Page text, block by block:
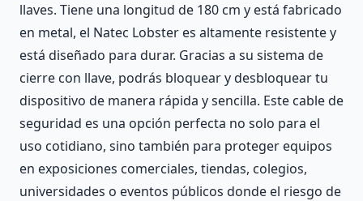
llaves. Tiene una longitud de 180 cm y está fabricado
en metal, el Natec Lobster es altamente resistente y
está diseñado para durar. Gracias a su sistema de
cierre con llave, podrás bloquear y desbloquear tu
dispositivo de manera rápida y sencilla. Este cable de
seguridad es una opción perfecta no solo para el
uso cotidiano, sino también para proteger equipos
en exposiciones comerciales, tiendas, colegios,
universidades o eventos públicos donde el riesgo de